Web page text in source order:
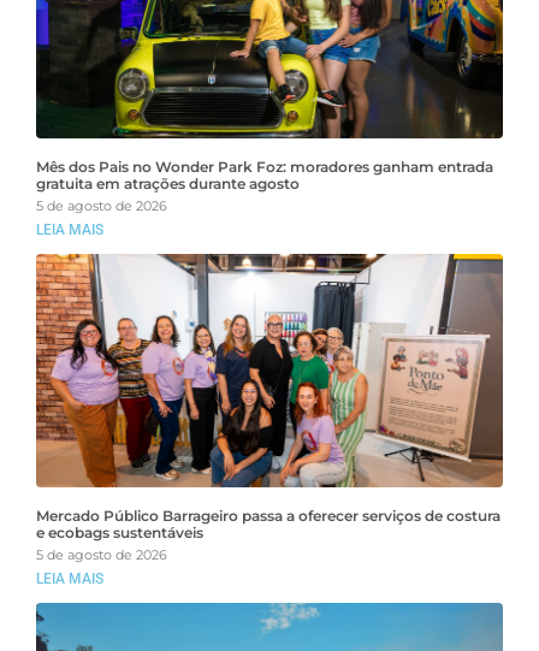
Mês dos Pais no Wonder Park Foz: moradores ganham entrada
gratuita em atrações durante agosto
5 de agosto de 2026
LEIA MAIS
Mercado Público Barrageiro passa a oferecer serviços de costura
e ecobags sustentáveis
5 de agosto de 2026
LEIA MAIS